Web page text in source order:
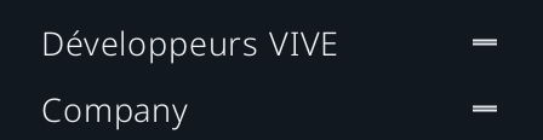
Développeurs VIVE
Company